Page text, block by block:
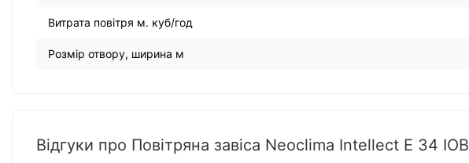
Витрата повітря м. куб/год
Розмір отвору, ширина м
Відгуки про Повітряна завіса Neoclima Intellect E 34 IOB